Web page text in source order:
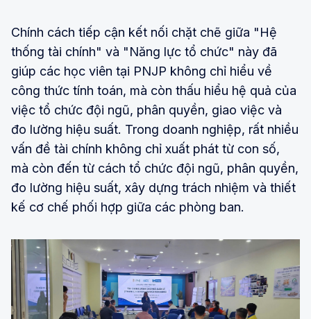
Chính cách tiếp cận kết nối chặt chẽ giữa "Hệ
thống tài chính" và "Năng lực tổ chức" này đã
giúp các học viên tại PNJP không chỉ hiểu về
công thức tính toán, mà còn thấu hiểu hệ quả của
việc tổ chức đội ngũ, phân quyền, giao việc và
đo lường hiệu suất. Trong doanh nghiệp, rất nhiều
vấn đề tài chính không chỉ xuất phát từ con số,
mà còn đến từ cách tổ chức đội ngũ, phân quyền,
đo lường hiệu suất, xây dựng trách nhiệm và thiết
kế cơ chế phối hợp giữa các phòng ban.